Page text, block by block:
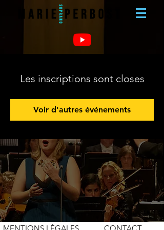
Les inscriptions sont closes
Voir d'autres événements